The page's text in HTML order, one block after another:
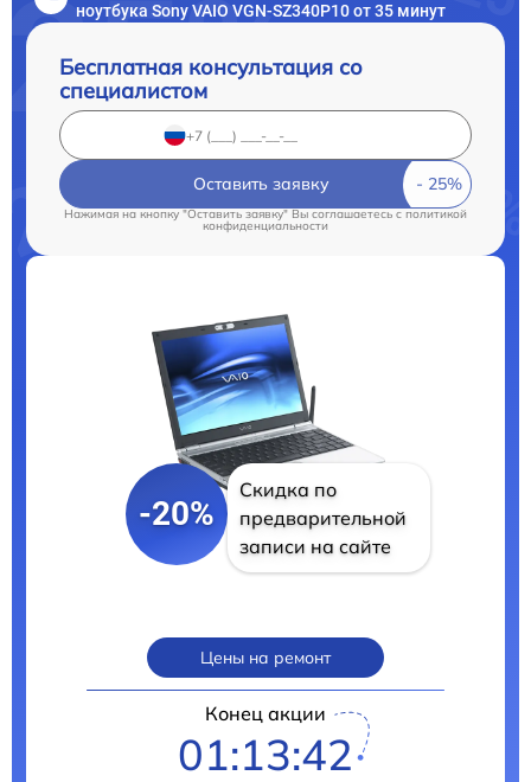
ноутбука Sony VAIO VGN-SZ340P10 от 35 минут
Бесплатная консультация со
специалистом
Оставить заявку
Нажимая на кнопку "Оставить заявку" Вы соглашаетесь cполитикой
конфиденциальности
-20%
Скидка по
предварительной
записи на сайте
Цены на ремонт
Конец акции
01:13:40